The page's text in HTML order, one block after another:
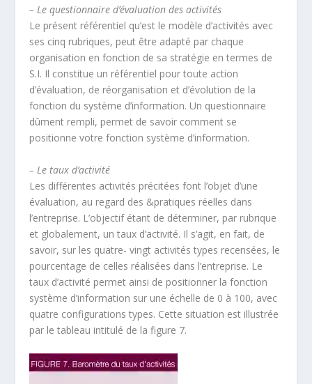
– Le questionnaire d’évaluation des activités
Le présent référentiel qu’est le modèle d’activités avec
ses cinq rubriques, peut être adapté par chaque
organisation en fonction de sa stratégie en termes de
S.I. Il constitue un référentiel pour toute action
d’évaluation, de réorganisation et d’évolution de la
fonction du système d’information. Un questionnaire
dûment rempli, permet de savoir comment se
positionne votre fonction système d’information.
– Le taux d’activité
Les différentes activités précitées font l’objet d’une
évaluation, au regard des &pratiques réelles dans
l’entreprise. L’objectif étant de déterminer, par rubrique
et globalement, un taux d’activité. Il s’agit, en fait, de
savoir, sur les quatre- vingt activités types recensées, le
pourcentage de celles réalisées dans l’entreprise. Le
taux d’activité permet ainsi de positionner la fonction
système d’information sur une échelle de 0 à 100, avec
quatre configurations types. Cette situation est illustrée
par le tableau intitulé de la figure 7.